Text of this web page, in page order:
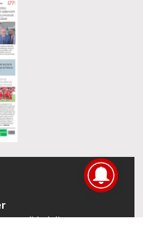
actualidad directamente en